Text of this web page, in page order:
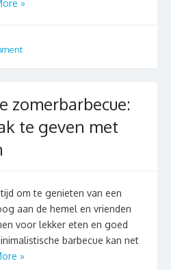
»
zomerbarbecue:
te geven met
om te genieten van een
aan de hemel en vrienden
voor lekker eten en goed
barbecue kan net
»